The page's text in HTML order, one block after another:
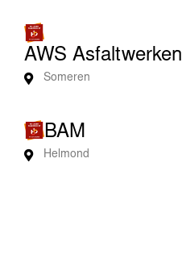
AWS Asfaltwerken
Someren
BAM
Helmond